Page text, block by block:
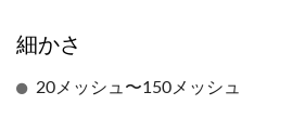
細かさ
20メッシュ〜150メッシュ